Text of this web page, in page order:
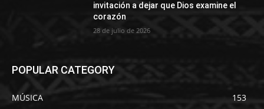
invitación a dejar que Dios examine el
corazón
28 de julio de 2026
POPULAR CATEGORY
MÚSICA
153